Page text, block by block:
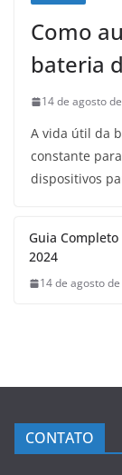
Como
bateria
14 de agosto
A vida útil da
constante
dispositivos
Guia
2024
14 de agosto
CONTATO